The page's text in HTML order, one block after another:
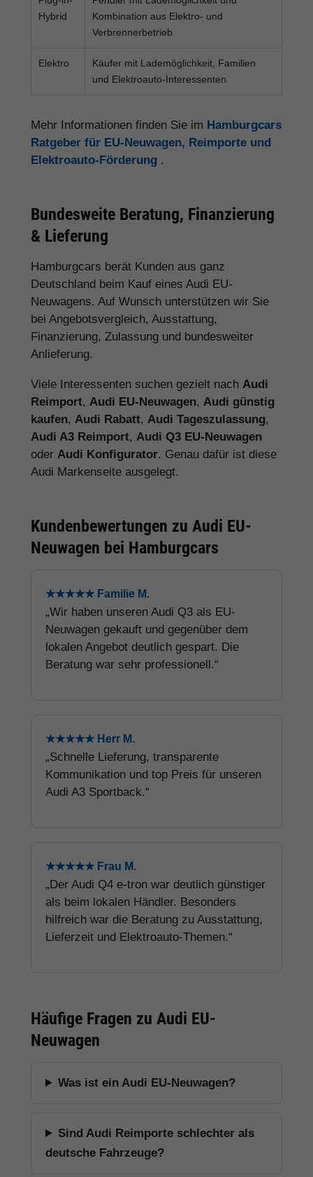
Hybrid
Kombination aus Elektro- und
Verbrennerbetrieb
Elektro
Käufer mit Lademöglichkeit, Familien
und Elektroauto-Interessenten
Mehr Informationen finden Sie im Hamburgcars
Ratgeber für EU-Neuwagen, Reimporte und
Elektroauto-Förderung .
Bundesweite Beratung, Finanzierung
& Lieferung
Hamburgcars berät Kunden aus ganz
Deutschland beim Kauf eines Audi EU-
Neuwagens. Auf Wunsch unterstützen wir Sie
bei Angebotsvergleich, Ausstattung,
Finanzierung, Zulassung und bundesweiter
Anlieferung.
Viele Interessenten suchen gezielt nach Audi
Reimport, Audi EU-Neuwagen, Audi günstig
kaufen, Audi Rabatt, Audi Tageszulassung,
Audi A3 Reimport, Audi Q3 EU-Neuwagen
oder Audi Konfigurator. Genau dafür ist diese
Audi Markenseite ausgelegt.
Kundenbewertungen zu Audi EU-
Neuwagen bei Hamburgcars
★★★★★ Familie M.
„Wir haben unseren Audi Q3 als EU-
Neuwagen gekauft und gegenüber dem
lokalen Angebot deutlich gespart. Die
Beratung war sehr professionell.“
★★★★★ Herr M.
„Schnelle Lieferung, transparente
Kommunikation und top Preis für unseren
Audi A3 Sportback.“
★★★★★ Frau M.
„Der Audi Q4 e-tron war deutlich günstiger
als beim lokalen Händler. Besonders
hilfreich war die Beratung zu Ausstattung,
Lieferzeit und Elektroauto-Themen.“
Häufige Fragen zu Audi EU-
Neuwagen
Was ist ein Audi EU-Neuwagen?
Sind Audi Reimporte schlechter als
deutsche Fahrzeuge?